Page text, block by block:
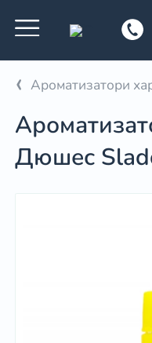
Ароматизатори
Дюшес